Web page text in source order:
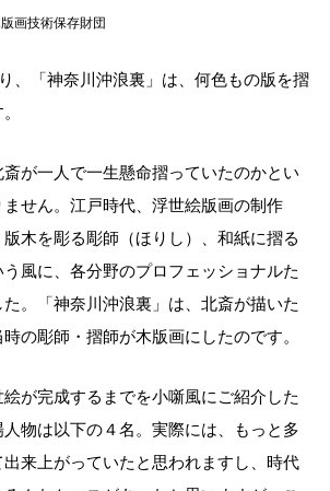
画技術保存財団
、「神奈川沖浪裏」は、何色もの版を摺
が一人で一生懸命摺っていたのかとい
せん。江戸時代、浮世絵版画の制作
木を彫る彫師（ほりし）、和紙に摺る
風に、各分野のプロフェッショナルた
。「神奈川沖浪裏」は、北斎が描いた
の彫師・摺師が木版画にしたのです。
が完成するまでを小噺風にご紹介した
物は以下の４名。実際には、もっと多
出来上がっていたと思われますし、時代